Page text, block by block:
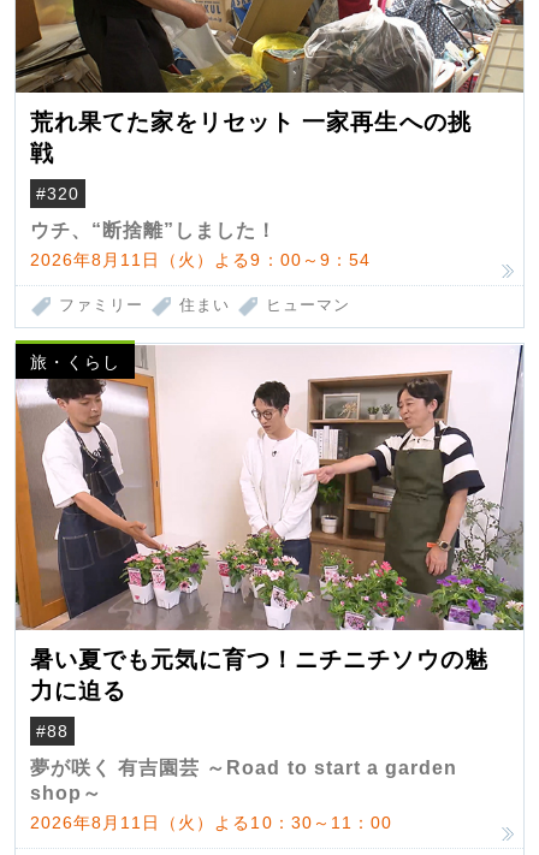
荒れ果てた家をリセット 一家再生への挑
戦
#320
ウチ、“断捨離”しました！
2026年8月11日（火）よる9：00～9：54
ファミリー 住まい ヒューマン
旅・くらし
暑い夏でも元気に育つ！ニチニチソウの魅
力に迫る
#88
夢が咲く 有吉園芸 ～Road to start a garden
shop～
2026年8月11日（火）よる10：30～11：00